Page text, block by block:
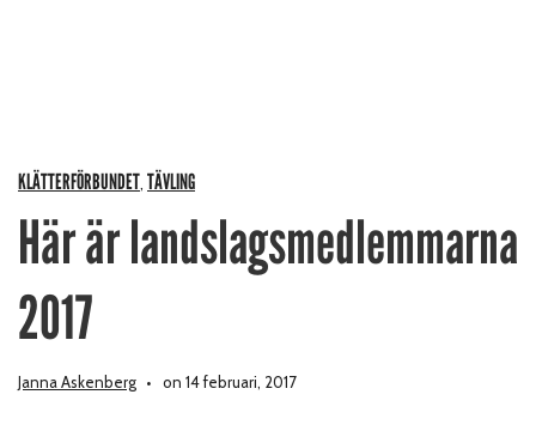
KLÄTTERFÖRBUNDET, TÄVLING
Här är landslagsmedlemmarna
2017
Janna Askenberg on 14 februari, 2017